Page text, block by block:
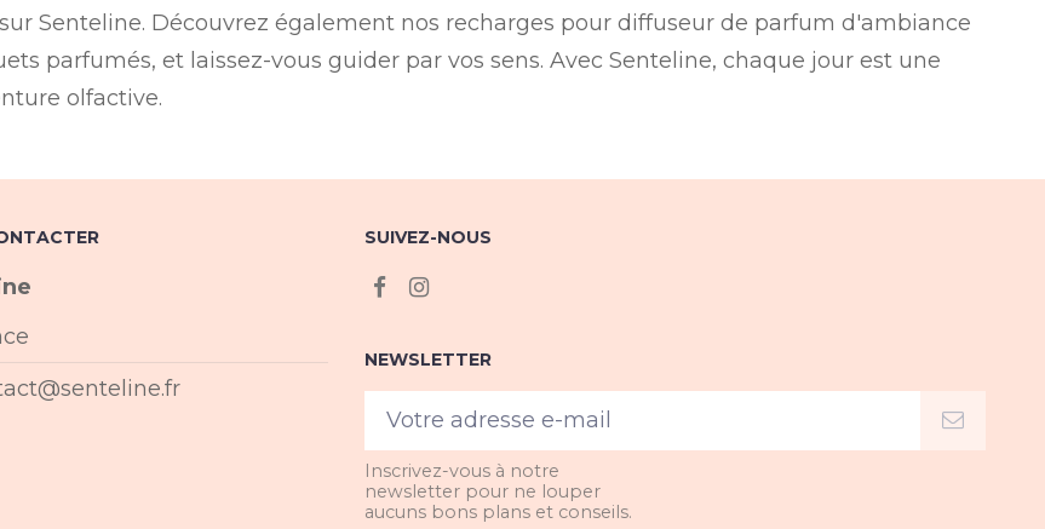
Senteline. Découvrez également nos recharges pour diffuseur de parfum d'ambiance
parfumés, et laissez-vous guider par vos sens. Avec Senteline, chaque jour est une
olfactive.
SUIVEZ-NOUS
NEWSLETTER
Inscrivez-vous à notre
newsletter pour ne louper
aucuns bons plans et conseils.